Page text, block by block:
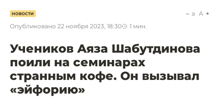
НОВОСТИ
Опубликовано 22 ноября 2023, 18:30 1 мин.
a A
Учеников Аяза Шабутдинова
поили на семинарах
странным кофе. Он вызывал
«эйфорию»